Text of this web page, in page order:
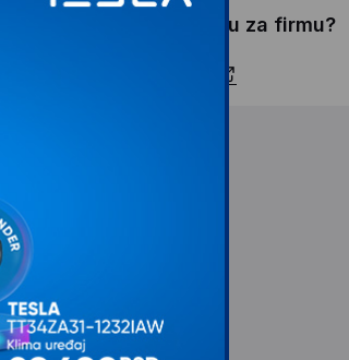
Želite li ponudu za firmu?